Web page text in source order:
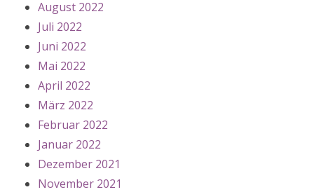
August 2022
Juli 2022
Juni 2022
Mai 2022
April 2022
März 2022
Februar 2022
Januar 2022
Dezember 2021
November 2021